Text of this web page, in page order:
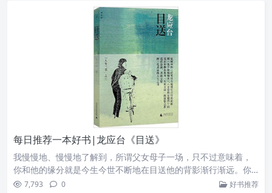
每日推荐一本好书|龙应台《目送》
我慢慢地、慢慢地了解到，所谓父女母子一场，只不过意味着，
你和他的缘分就是今生今世不断地在目送他的背影渐行渐远。你
站在小路的这一端，看着他逐渐消失在小路转弯的地方，而且，
7,793 0 好书推荐